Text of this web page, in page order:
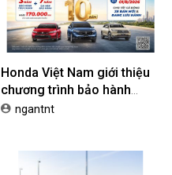
Honda Việt Nam giới thiệu
chương trình bảo hành
chính hãng lên tới 10 năm
ngantnt